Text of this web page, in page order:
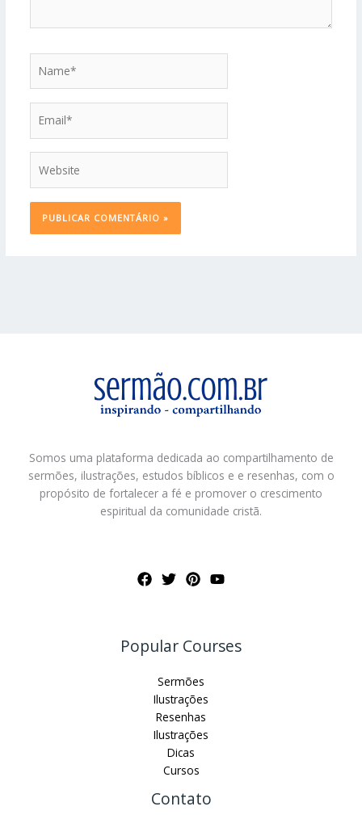
Somos uma plataforma dedicada ao compartilhamento de
sermões, ilustrações, estudos bíblicos e e resenhas, com o
propósito de fortalecer a fé e promover o crescimento
espiritual da comunidade cristã.
Popular Courses
Sermões
Ilustrações
Resenhas
Ilustrações
Dicas
Cursos
Contato